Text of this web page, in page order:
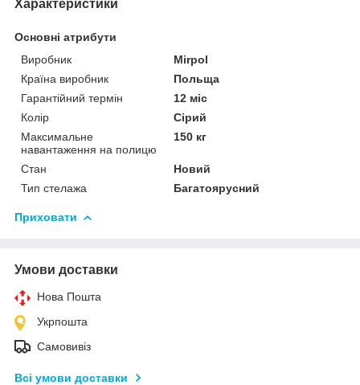
Характеристики
Основні атрибути
Виробник
Mirpol
Країна виробник
Польща
Гарантійний термін
12 міс
Колір
Сірий
Максимальне
навантаження на полицю
150 кг
Стан
Новий
Тип стелажа
Багатоярусний
Приховати
Умови доставки
Нова Пошта
Укрпошта
Самовивіз
Всі умови доставки